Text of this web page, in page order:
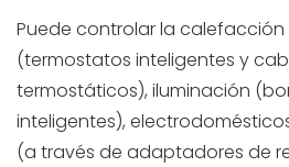
Puede controlar la
(termostatos inteligentes y
termostáticos), iluminación
inteligentes),
(a través de adaptadores de